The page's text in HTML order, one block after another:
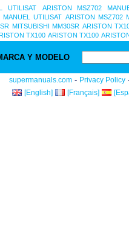
UTILISAT
ARISTON MSZ702
UTILISAT ARISTON MSZ702
MITSUBISHI MM30SR ARISTON
TX100 ARISTON TX100
Y MODELO
supermanuals.com - Privacy Policy
[English] [Français]